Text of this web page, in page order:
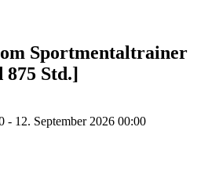
Sportmentaltrainer
875 Std.]
- 12. September 2026 00:00